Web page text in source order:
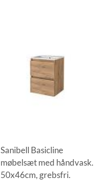
Sanibell Basicline
møbelsæt med håndvask.
50x46cm, grebsfri.